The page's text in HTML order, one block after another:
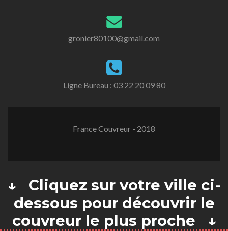
gronier80100@gmail.com
Ligne Bureau : 03 22 20 09 80
France Couvreur - 2018
↓ Cliquez sur votre ville ci-
dessous pour découvrir le
couvreur le plus proche ↓